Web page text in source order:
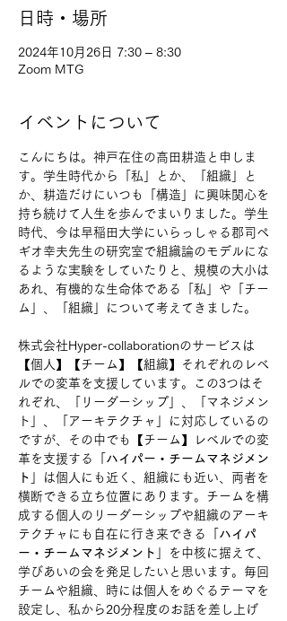
日時・場所
2024年10月26日 7:30 – 8:30
Zoom MTG
イベントについて
こんにちは。神戸在住の高田耕造と申しま
す。学生時代から「私」とか、「組織」と
か、耕造だけにいつも「構造」に興味関心を
持ち続けて人生を歩んでまいりました。学生
時代、今は早稲田大学にいらっしゃる郡司ペ
ギオ幸夫先生の研究室で組織論のモデルにな
るような実験をしていたりと、規模の大小は
あれ、有機的な生命体である「私」や「チー
ム」、「組織」について考えてきました。
株式会社Hyper-collaborationのサービスは
【個人】【チーム】【組織】それぞれのレベ
ルでの変革を支援しています。この3つはそ
れぞれ、「リーダーシップ」、「マネジメン
ト」、「アーキテクチャ」に対応しているの
ですが、その中でも【チーム】レベルでの変
革を支援する「 ハイパー・チームマネジメン
ト
」は個人にも近く、組織にも近い、両者を
横断できる立ち位置にあります。チームを構
成する個人のリーダーシップや組織のアーキ
テクチャにも自在に行き来できる「 ハイパ
ー・チームマネジメント
」を中核に据えて、
学びあいの会を発足したいと思います。毎回
チームや組織、時には個人をめぐるテーマを
設定し、私から20分程度のお話を差し上げ